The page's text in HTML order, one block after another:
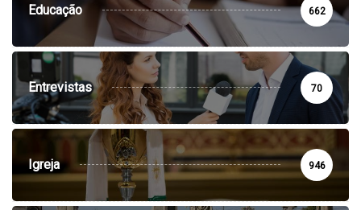
Educação 662
Entrevistas 70
Igreja 946